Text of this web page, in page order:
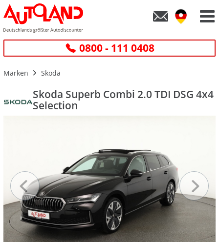
0800 - 111 0408
Marken Skoda
Skoda Superb Combi 2.0 TDI DSG 4x4
Selection